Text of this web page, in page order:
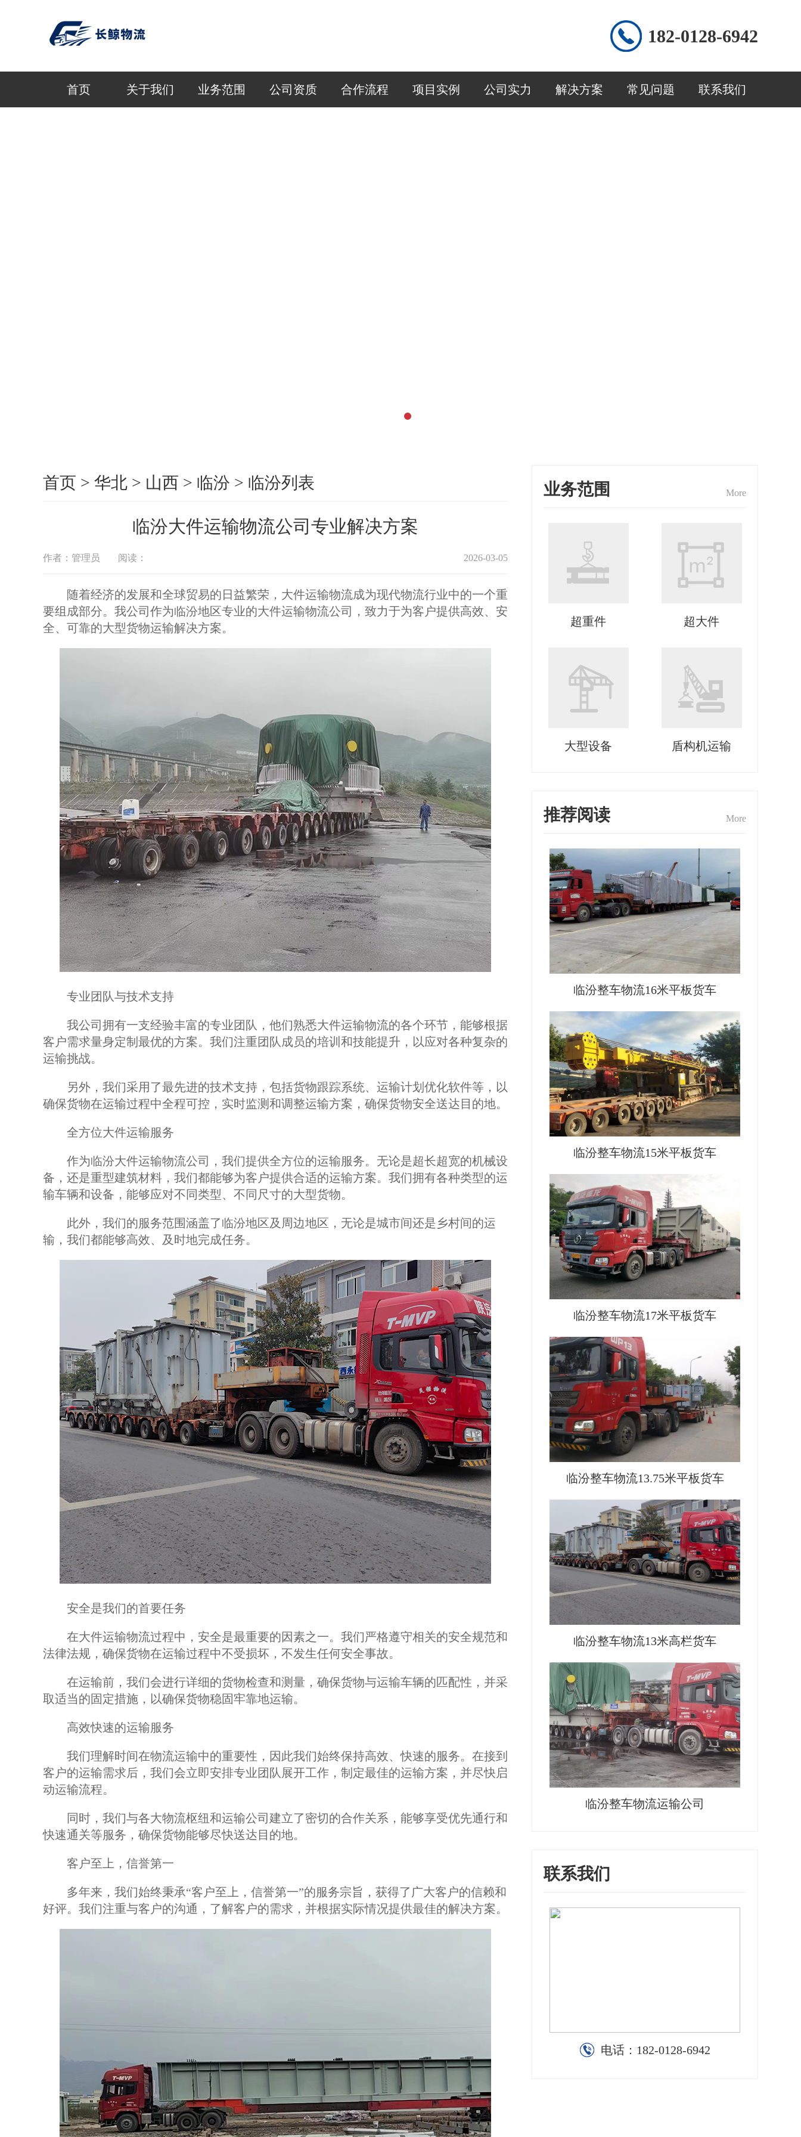
182-0128-6942
首页 关于我们 业务范围 公司资质 合作流程 项目实例 公司实力 解决方案 常见问题 联系我们
首页 > 华北 > 山西 > 临汾 > 临汾列表
临汾大件运输物流公司专业解决方案
作者：管理员 阅读： 2026-03-05
随着经济的发展和全球贸易的日益繁荣，大件运输物流成为现代物流行业中的一个重
要组成部分。我公司作为临汾地区专业的大件运输物流公司，致力于为客户提供高效、安
全、可靠的大型货物运输解决方案。
专业团队与技术支持
我公司拥有一支经验丰富的专业团队，他们熟悉大件运输物流的各个环节，能够根据
客户需求量身定制最优的方案。我们注重团队成员的培训和技能提升，以应对各种复杂的
运输挑战。
另外，我们采用了最先进的技术支持，包括货物跟踪系统、运输计划优化软件等，以
确保货物在运输过程中全程可控，实时监测和调整运输方案，确保货物安全送达目的地。
全方位大件运输服务
作为临汾大件运输物流公司，我们提供全方位的运输服务。无论是超长超宽的机械设
备，还是重型建筑材料，我们都能够为客户提供合适的运输方案。我们拥有各种类型的运
输车辆和设备，能够应对不同类型、不同尺寸的大型货物。
此外，我们的服务范围涵盖了临汾地区及周边地区，无论是城市间还是乡村间的运
输，我们都能够高效、及时地完成任务。
安全是我们的首要任务
在大件运输物流过程中，安全是最重要的因素之一。我们严格遵守相关的安全规范和
法律法规，确保货物在运输过程中不受损坏，不发生任何安全事故。
在运输前，我们会进行详细的货物检查和测量，确保货物与运输车辆的匹配性，并采
取适当的固定措施，以确保货物稳固牢靠地运输。
高效快速的运输服务
我们理解时间在物流运输中的重要性，因此我们始终保持高效、快速的服务。在接到
客户的运输需求后，我们会立即安排专业团队展开工作，制定最佳的运输方案，并尽快启
动运输流程。
同时，我们与各大物流枢纽和运输公司建立了密切的合作关系，能够享受优先通行和
快速通关等服务，确保货物能够尽快送达目的地。
客户至上，信誉第一
多年来，我们始终秉承“客户至上，信誉第一”的服务宗旨，获得了广大客户的信赖和
好评。我们注重与客户的沟通，了解客户的需求，并根据实际情况提供最佳的解决方案。
业务范围 More
超重件 超大件
大型设备 盾构机运输
推荐阅读 More
临汾整车物流16米平板货车
临汾整车物流15米平板货车
临汾整车物流17米平板货车
临汾整车物流13.75米平板货车
临汾整车物流13米高栏货车
临汾整车物流运输公司
联系我们
电话： 182-0128-6942